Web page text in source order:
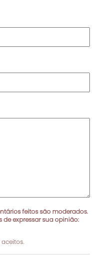
feitos são moderados.
de expressar sua opinião: